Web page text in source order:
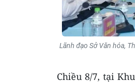
Lãnh đạo Sở Văn hóa,
Chiều 8/7, tại